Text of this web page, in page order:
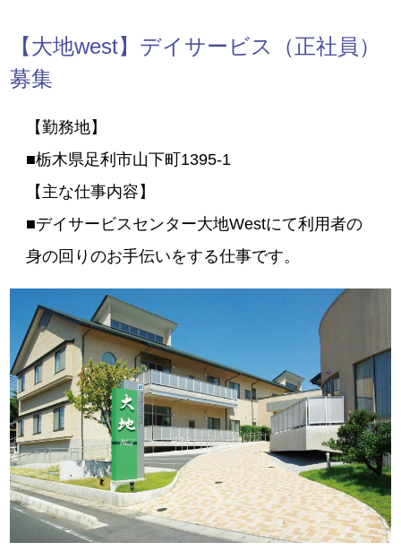
【大地west】デイサービス（正社員）
募集
【勤務地】
■栃木県足利市山下町1395-1
【主な仕事内容】
■デイサービスセンター大地Westにて利用者の
身の回りのお手伝いをする仕事です。